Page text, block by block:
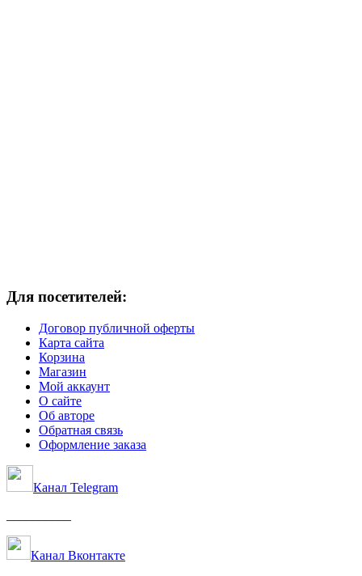
Для посетителей:
Договор публичной оферты
Карта сайта
Корзина
Магазин
Мой аккаунт
О сайте
Об авторе
Обратная связь
Оформление заказа
Канал Telegram
Канал Вконтакте